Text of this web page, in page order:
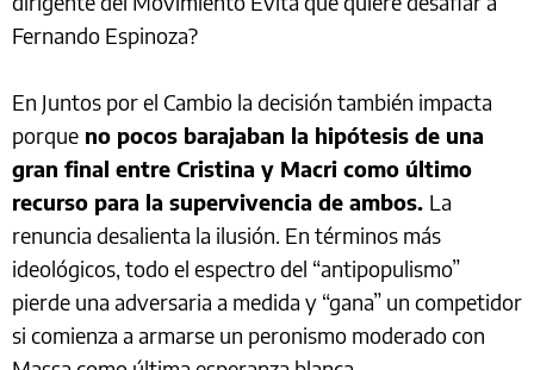
Fernando Espinoza?
En Juntos por el Cambio la decisión también impacta
porque no pocos barajaban la hipótesis de una
gran final entre Cristina y Macri como último
recurso para la supervivencia de ambos. La
renuncia desalienta la ilusión. En términos más
ideológicos, todo el espectro del “antipopulismo”
pierde una adversaria a medida y “gana” un competidor
si comienza a armarse un peronismo moderado con